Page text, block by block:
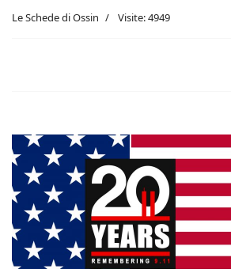
Le Schede di Ossin Visite: 4949